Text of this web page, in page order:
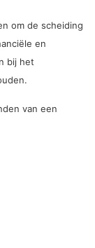
om de scheiding
en
bij het
van een